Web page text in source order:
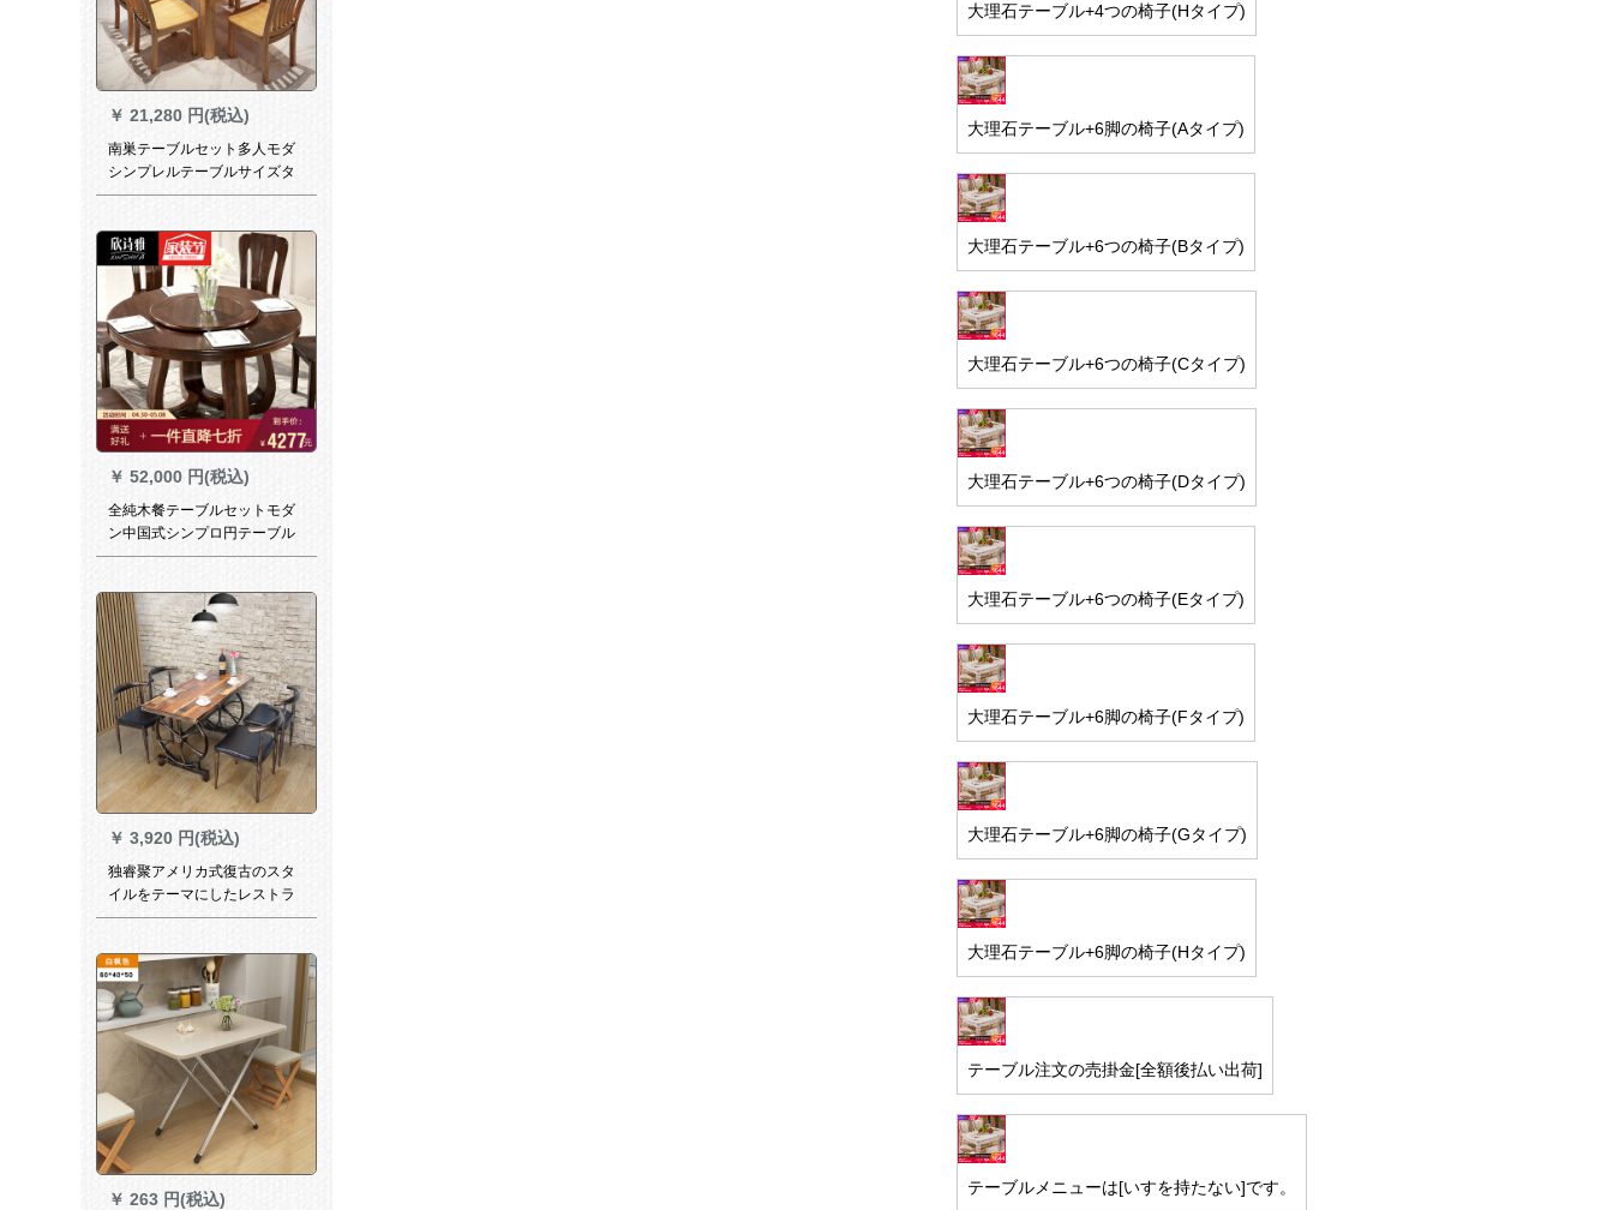
￥ 21,280 円(税込)
南巣テーブルセット多人モダ
シンプレルテーブルサイズタ
イプリル伸縮食テーブルセッ
具ケヤキ色一テーブル八椅子
￥ 52,000 円(税込)
全純木餐テーブルセットモダ
ン中国式シンプロ円テーブル
家庭用テーブルミニテーブル
示室回転テーブル1.5 mテーブ
ル
￥ 3,920 円(税込)
独睿聚アメリカ式復古のスタ
イルをテーマにしたレストラ
ンのテーブルと椅子の組み合
ト店の喫茶店のテーブルと椅
子の四つの椅子（四本の牛の
角椅子）
￥ 263 円(税込)
大理石テーブル+4つの椅子(Hタイプ)
大理石テーブル+6脚の椅子(Aタイプ)
大理石テーブル+6つの椅子(Bタイプ)
大理石テーブル+6つの椅子(Cタイプ)
大理石テーブル+6つの椅子(Dタイプ)
大理石テーブル+6つの椅子(Eタイプ)
大理石テーブル+6脚の椅子(Fタイプ)
大理石テーブル+6脚の椅子(Gタイプ)
大理石テーブル+6脚の椅子(Hタイプ)
テーブル注文の売掛金[全額後払い出荷]
テーブルメニューは[いすを持たない]です。